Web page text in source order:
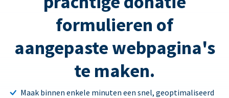
formulieren of
aangepaste webpagina's
te maken.
Maak binnen enkele minuten een snel, geoptimaliseerd